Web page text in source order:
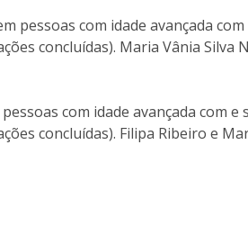
pessoas com idade avançada com
concluídas). Maria Vânia Silva
com idade avançada com e
concluídas). Filipa Ribeiro e